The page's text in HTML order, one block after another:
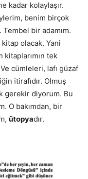
kadar kolaylaşır.
benim birçok
bir adamım.
olacak. Yani
kitaplarımın tek
cümleleri, lafı güzaf
itirafıdır. Olmuş
gerekir diyorum. Bu
O bakımdan, bir
ütopyadır.